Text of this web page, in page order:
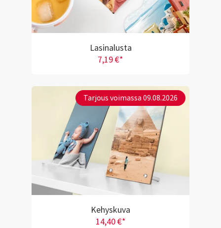
Lasinalusta
7,19 €*
Tarjous voimassa 09.08.2026
Kehyskuva
14,40 €*